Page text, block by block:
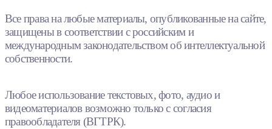
Все права на любые материалы, опубликованные на сайте,
защищены в соответствии с российским и
международным законодательством об интеллектуальной
собственности.
Любое использование текстовых, фото, аудио и
видеоматериалов возможно только с согласия
правообладателя (ВГТРК).